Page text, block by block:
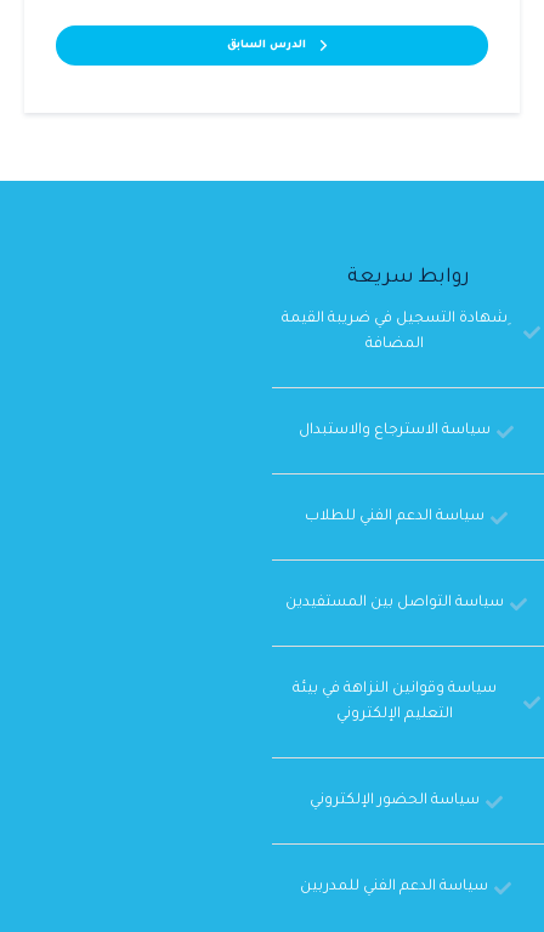
الدرس السابق
روابط سريعة
ِشهادة التسجيل في ضريبة القيمة
المضافة
سياسة الاسترجاع والاستبدال
سياسة الدعم الفني للطلاب
سياسة التواصل بين المستفيدين
سياسة وقوانين النزاهة في بيئة
التعليم الإلكتروني
سياسة الحضور الإلكتروني
سياسة الدعم الفني للمدربين